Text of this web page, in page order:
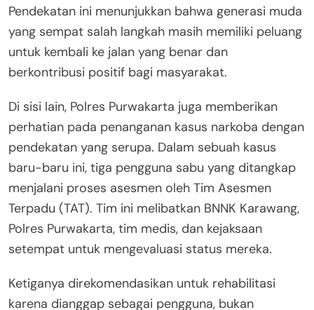
Pendekatan ini menunjukkan bahwa generasi muda
yang sempat salah langkah masih memiliki peluang
untuk kembali ke jalan yang benar dan
berkontribusi positif bagi masyarakat.
Di sisi lain, Polres Purwakarta juga memberikan
perhatian pada penanganan kasus narkoba dengan
pendekatan yang serupa. Dalam sebuah kasus
baru-baru ini, tiga pengguna sabu yang ditangkap
menjalani proses asesmen oleh Tim Asesmen
Terpadu (TAT). Tim ini melibatkan BNNK Karawang,
Polres Purwakarta, tim medis, dan kejaksaan
setempat untuk mengevaluasi status mereka.
Ketiganya direkomendasikan untuk rehabilitasi
karena dianggap sebagai pengguna, bukan